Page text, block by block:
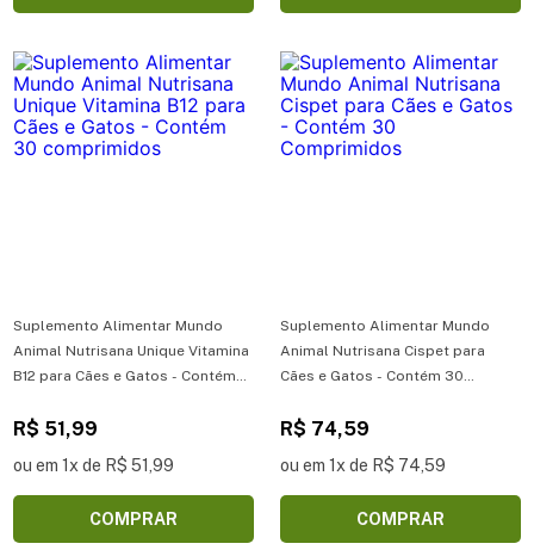
Suplemento Alimentar Mundo
Animal Nutrisana Unique Vitamina
B12 para Cães e Gatos - Contém
R$ 51,99
ou em 1x de R$ 51,99
COMPRAR
Suplemento Alimentar Mundo
Animal Nutrisana Cispet para
Cães e Gatos - Contém 30
R$ 74,59
ou em 1x de R$ 74,59
COMPRAR